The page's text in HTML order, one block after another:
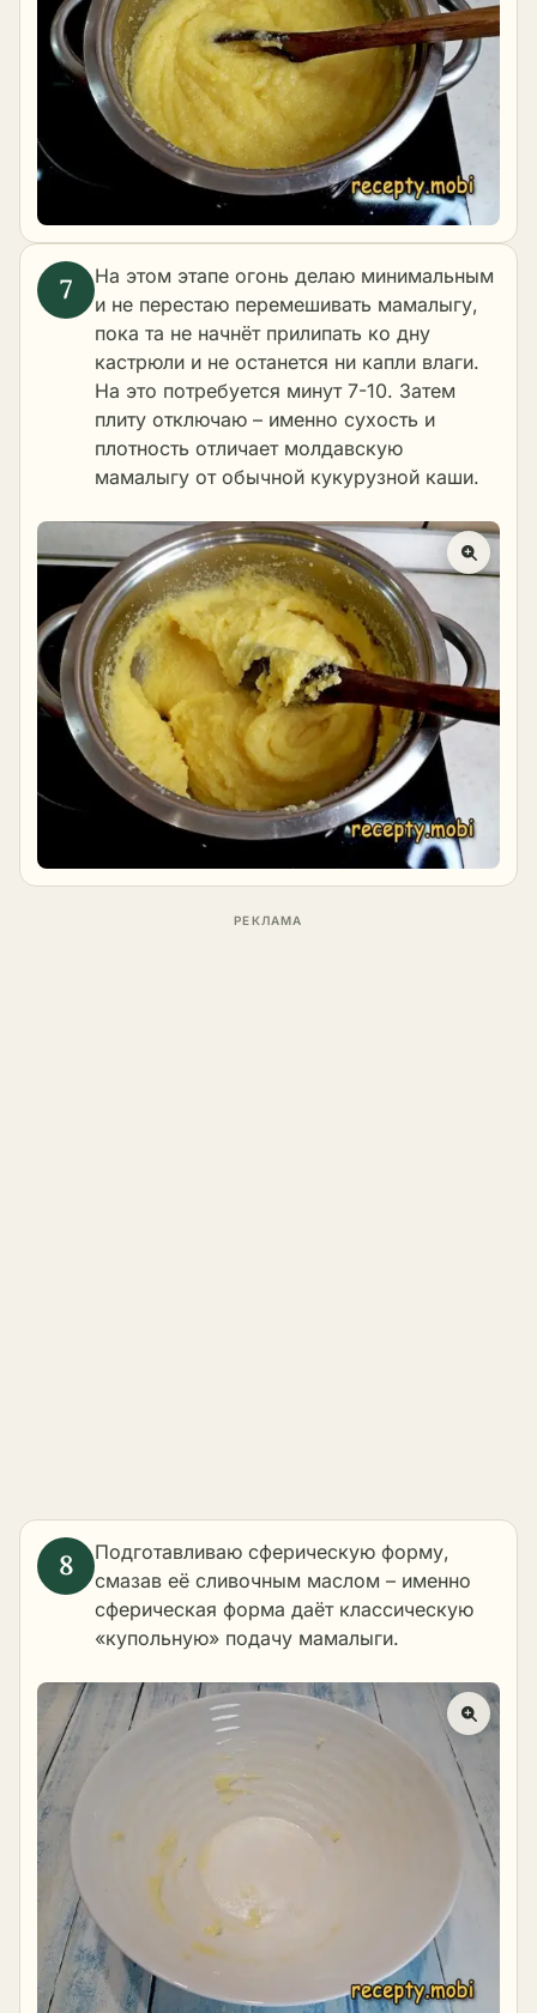
На этом этапе огонь делаю минимальным
и не перестаю перемешивать мамалыгу,
пока та не начнёт прилипать ко дну
кастрюли и не останется ни капли влаги.
На это потребуется минут 7-10. Затем
плиту отключаю – именно сухость и
плотность отличает молдавскую
мамалыгу от обычной кукурузной каши.
Подготавливаю сферическую форму,
смазав её сливочным маслом – именно
сферическая форма даёт классическую
«купольную» подачу мамалыги.